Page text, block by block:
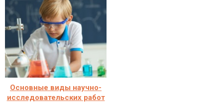
Основные виды научно-
исследовательских работ